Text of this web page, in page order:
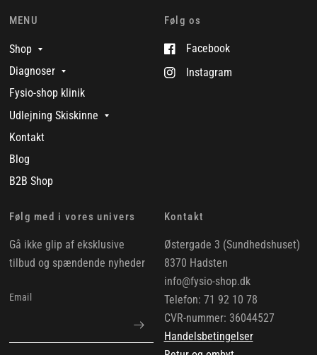
MENU
Shop
Diagnoser
Fysio-shop klinik
Udlejning Skiskinne
Kontakt
Blog
B2B Shop
Følg os
Facebook
Instagram
Følg med i vores univers
Gå ikke glip af eksklusive
tilbud og spændende nyheder
Email
Kontakt
Østergade 3 (Sundhedshuset)
8370 Hadsten
info@fysio-shop.dk
Telefon: 71 92 10 78
CVR-nummer: 36044527
Handelsbetingelser